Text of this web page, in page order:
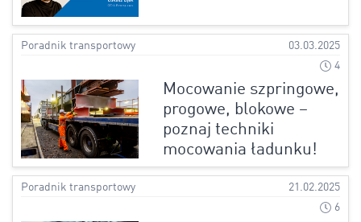
Poradnik transportowy
03.03.2025
4
Mocowanie szpringowe,
progowe, blokowe –
poznaj techniki
mocowania ładunku!
Poradnik transportowy
21.02.2025
6